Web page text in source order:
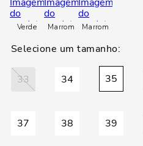
Verde Marrom Marrom
33 34 35
37 38 39